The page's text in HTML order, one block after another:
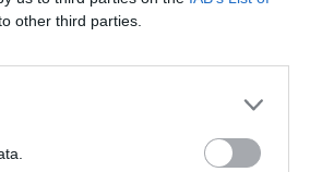
other third parties.
BY ΠΈΤΡΟΣ
Η ACE